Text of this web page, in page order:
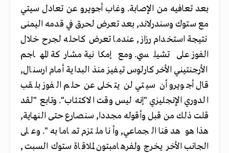
بعد تعافيه من الإصابة. وغاب أجويرو عن تعادل سيتي
مع ستوك وسندرلاند, بعد تعرض لحرق في قدمه اليمنى
نتيجة استخدام رزاز, عندما تعرض كاحله لجرح خلال
الفوز على تشيلسي. ومع إمكانية مشاركة المهاجم
الأرجنتيني الأخر كارلوس تيفيز منذ البداية أمام ارسنال,
قال أجويرو أن سيتي لن يتخلى عن حلم الفوز بلقب
الدوري الإنجليزي "إنه ليس وقت الاكتئاب". وتابع "لقد
قلت ذلك من قبل وأقوله مجددا, سنصارع حتى النهاية,
هذا هو هدفنا الجماعي, وأنا ملتزم تماما به". وعلى
الجانب الأخر يخرج ولفرهامبتون لملاقاة ستوك السبت,